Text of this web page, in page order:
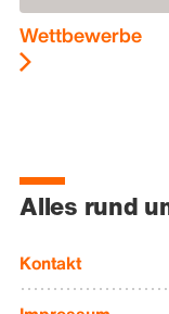
Wettbewerbe
Alles rund
Kontakt